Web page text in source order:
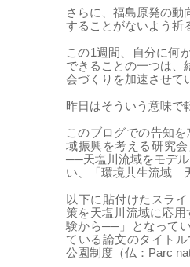
さらに、福島原発の動
することがないよう祈
この1週間、自分に何
できることの一つは、
会づくりを加速させて
昨日はそういう意味で
このブログでの告知
域振興を考える研究
──天塩川流域をモデ
い、「環境共生流域
以下に貼付けたスラ
策を天塩川流域に応
験から──」となって
ている論文のタイト
公園制度（仏：Parc